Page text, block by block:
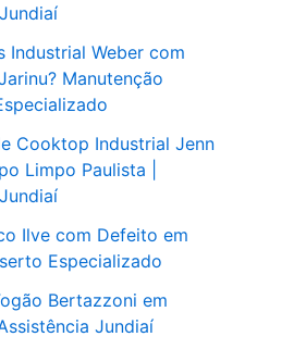
Industrial Weber com
Manutenção
Cooktop Industrial Jenn
Limpo Paulista |
Ilve com Defeito em
Especializado
Bertazzoni em
Jundiaí